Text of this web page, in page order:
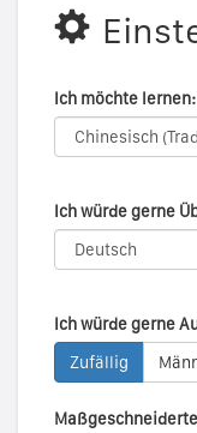
Ich möchte lernen:
Ich würde gerne
Ich würde gerne
Zufällig